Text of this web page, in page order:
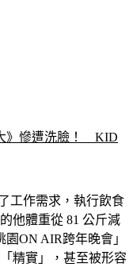
》慘遭洗臉！　KID
工作需求，執行飲食
他體重從 81 公斤減
ON AIR跨年晚會」
精實」，甚至被形容